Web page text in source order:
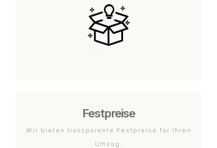
Festpreise
Wir bieten transparente Festpreise für Ihren
Umzug.